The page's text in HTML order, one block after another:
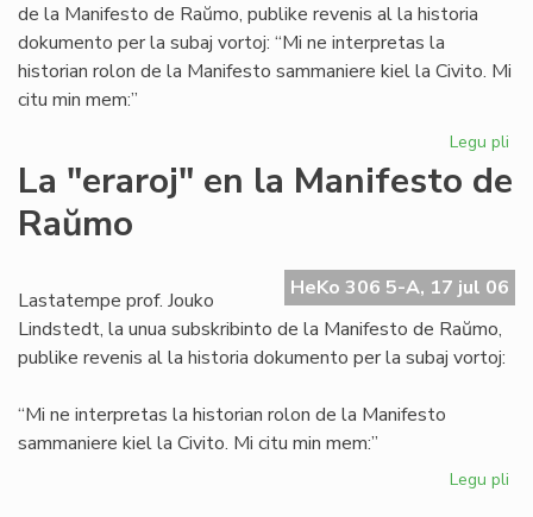
de la Manifesto de Raŭmo, publike revenis al la historia
dokumento per la subaj vortoj: “Mi ne interpretas la
historian rolon de la Manifesto sammaniere kiel la Civito. Mi
citu min mem:”
Legu pli
La "eraroj" en la Manifesto de
Raŭmo
HeKo 306 5-A, 17 jul 06
Lastatempe prof. Jouko
Lindstedt, la unua subskribinto de la Manifesto de Raŭmo,
publike revenis al la historia dokumento per la subaj vortoj:
“Mi ne interpretas la historian rolon de la Manifesto
sammaniere kiel la Civito. Mi citu min mem:”
Legu pli